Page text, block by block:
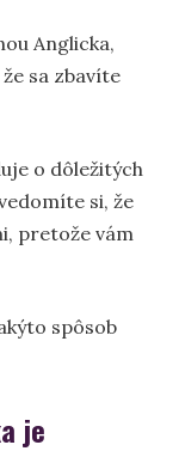
Anglicka,
sa zbavíte
o dôležitých
si, že
pretože vám
spôsob
je